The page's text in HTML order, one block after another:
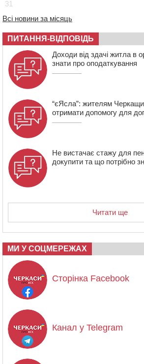
16:16
в Черкаському районі збила
15:08 Від Чернівців до Бакоти: пів сотні
“Черкасиобленерго” побували у
14:35 У Монастирищі зустріли
полон під час бою на Київщині
31
Всі новини за місяць
ПИТАННЯ-ВІДПОВІДЬ
Доходи від здачі житла в
знати про оподаткування
“єЯсла”: жителям
отримати допомогу для
Не вистачає стажу для
докупити та що потрібно
Читати ще
МИ У СОЦМЕРЕЖАХ
Сторінка Facebook
Канал у Telegram